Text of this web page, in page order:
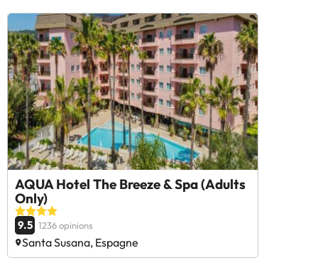
AQUA Hotel The Breeze & Spa (Adults
Only)
9.5 1236 opinions
Santa Susana, Espagne